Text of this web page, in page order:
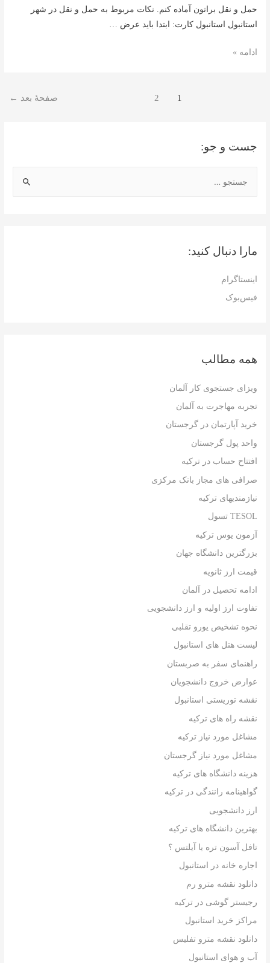
جست و جو:
بمارا دنبال کنید:
اینستاگرام
فیس‌بوک
همه مطالب
ویزای جستجوی کار آلمان
تجربه مهاجرت به آلمان
خرید آپارتمان در گرجستان
واحد پول گرجستان
افتتاح حساب در ترکیه
صرافی های مجاز بانک مرکزی
نیازمندیهای ترکیه
TESOL تسول
آزمون یوس ترکیه
بزرگترین دانشگاه جهان
قیمت ارز ثانویه
ادامه تحصیل در آلمان
تفاوت ارز اولیه و ارز دانشجویی
نحوه تشخیص یورو تقلبی
لیست هتل های استانبول
راهنمای سفر به صربستان
عوارض خروج دانشجویان
نقشه توریستی استانبول
نقشه راه های ترکیه
مشاغل مورد نیاز ترکیه
مشاغل مورد نیاز گرجستان
هزینه دانشگاه های ترکیه
گواهینامه رانندگی در ترکیه
ارز دانشجویی
بهترین دانشگاه های ترکیه
تافل آسون تره یا آیلتس ؟
اجاره خانه در استانبول
دانلود نقشه مترو رم
رجیستر گوشی در ترکیه
مراکز خرید استانبول
دانلود نقشه مترو تفلیس
آب و هوای استانبول
حمل و نقل براتون آماده کنم. نکات مربوط به حمل و نقل در شهر
استانبول استانبول کارت: ابتدا باید عرض …
گردش
ادامه »
1
2 صفحهٔ بعد ←